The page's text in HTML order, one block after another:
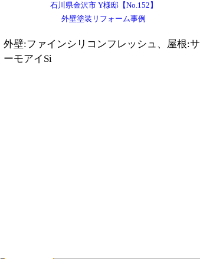
石川県金沢市 Y様邸【No.152】
外壁塗装リフォーム事例
外壁:ファインシリコンフレッシュ、屋根:サ
ーモアイSi